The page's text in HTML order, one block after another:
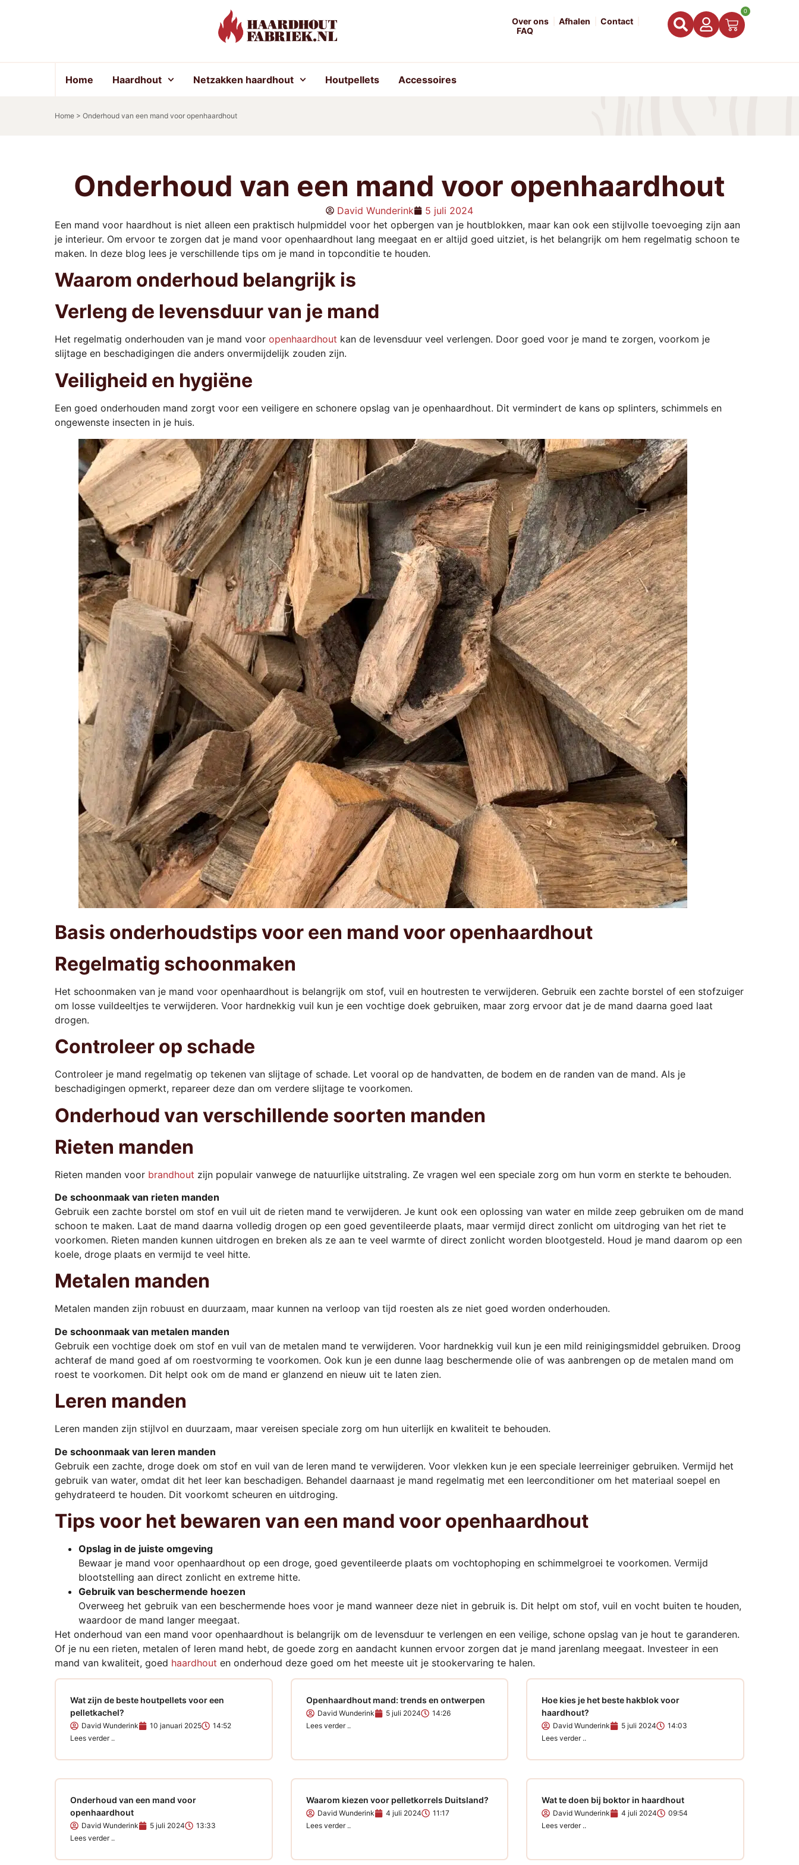
Over ons Afhalen
Contact
FAQ
0
Home Haardhout Netzakken haardhout Houtpellets Accessoires
Home > Onderhoud van een mand voor openhaardhout
Onderhoud van een mand voor openhaardhout
David Wunderink
5 juli 2024
Een mand voor haardhout is niet alleen een praktisch hulpmiddel voor het opbergen van je houtblokken, maar kan ook een stijlvolle toevoeging zijn aan
je interieur. Om ervoor te zorgen dat je mand voor openhaardhout lang meegaat en er altijd goed uitziet, is het belangrijk om hem regelmatig schoon te
maken. In deze blog lees je verschillende tips om je mand in topconditie te houden.
Waarom onderhoud belangrijk is
Verleng de levensduur van je mand
Het regelmatig onderhouden van je mand voor openhaardhout kan de levensduur veel verlengen. Door goed voor je mand te zorgen, voorkom je
slijtage en beschadigingen die anders onvermijdelijk zouden zijn.
Veiligheid en hygiëne
Een goed onderhouden mand zorgt voor een veiligere en schonere opslag van je openhaardhout. Dit vermindert de kans op splinters, schimmels en
ongewenste insecten in je huis.
Basis onderhoudstips voor een mand voor openhaardhout
Regelmatig schoonmaken
Het schoonmaken van je mand voor openhaardhout is belangrijk om stof, vuil en houtresten te verwijderen. Gebruik een zachte borstel of een stofzuiger
om losse vuildeeltjes te verwijderen. Voor hardnekkig vuil kun je een vochtige doek gebruiken, maar zorg ervoor dat je de mand daarna goed laat
drogen.
Controleer op schade
Controleer je mand regelmatig op tekenen van slijtage of schade. Let vooral op de handvatten, de bodem en de randen van de mand. Als je
beschadigingen opmerkt, repareer deze dan om verdere slijtage te voorkomen.
Onderhoud van verschillende soorten manden
Rieten manden
Rieten manden voor brandhout zijn populair vanwege de natuurlijke uitstraling. Ze vragen wel een speciale zorg om hun vorm en sterkte te behouden.
De schoonmaak van rieten manden
Gebruik een zachte borstel om stof en vuil uit de rieten mand te verwijderen. Je kunt ook een oplossing van water en milde zeep gebruiken om de mand
schoon te maken. Laat de mand daarna volledig drogen op een goed geventileerde plaats, maar vermijd direct zonlicht om uitdroging van het riet te
voorkomen. Rieten manden kunnen uitdrogen en breken als ze aan te veel warmte of direct zonlicht worden blootgesteld. Houd je mand daarom op een
koele, droge plaats en vermijd te veel hitte.
Metalen manden
Metalen manden zijn robuust en duurzaam, maar kunnen na verloop van tijd roesten als ze niet goed worden onderhouden.
De schoonmaak van metalen manden
Gebruik een vochtige doek om stof en vuil van de metalen mand te verwijderen. Voor hardnekkig vuil kun je een mild reinigingsmiddel gebruiken. Droog
achteraf de mand goed af om roestvorming te voorkomen. Ook kun je een dunne laag beschermende olie of was aanbrengen op de metalen mand om
roest te voorkomen. Dit helpt ook om de mand er glanzend en nieuw uit te laten zien.
Leren manden
Leren manden zijn stijlvol en duurzaam, maar vereisen speciale zorg om hun uiterlijk en kwaliteit te behouden.
De schoonmaak van leren manden
Gebruik een zachte, droge doek om stof en vuil van de leren mand te verwijderen. Voor vlekken kun je een speciale leerreiniger gebruiken. Vermijd het
gebruik van water, omdat dit het leer kan beschadigen. Behandel daarnaast je mand regelmatig met een leerconditioner om het materiaal soepel en
gehydrateerd te houden. Dit voorkomt scheuren en uitdroging.
Tips voor het bewaren van een mand voor openhaardhout
Opslag in de juiste omgeving
Bewaar je mand voor openhaardhout op een droge, goed geventileerde plaats om vochtophoping en schimmelgroei te voorkomen. Vermijd
blootstelling aan direct zonlicht en extreme hitte.
Gebruik van beschermende hoezen
Overweeg het gebruik van een beschermende hoes voor je mand wanneer deze niet in gebruik is. Dit helpt om stof, vuil en vocht buiten te houden,
waardoor de mand langer meegaat.
Het onderhoud van een mand voor openhaardhout is belangrijk om de levensduur te verlengen en een veilige, schone opslag van je hout te garanderen.
Of je nu een rieten, metalen of leren mand hebt, de goede zorg en aandacht kunnen ervoor zorgen dat je mand jarenlang meegaat. Investeer in een
mand van kwaliteit, goed haardhout en onderhoud deze goed om het meeste uit je stookervaring te halen.
Wat zijn de beste houtpellets voor een
pelletkachel?
David Wunderink 10 januari 2025
14:52
Lees verder ..
Openhaardhout mand: trends en ontwerpen
David Wunderink 5 juli 2024
14:26
Lees verder ..
Hoe kies je het beste hakblok voor
haardhout?
David Wunderink 5 juli 2024
14:03
Lees verder ..
Onderhoud van een mand voor
openhaardhout
David Wunderink 5 juli 2024
13:33
Lees verder ..
Waarom kiezen voor pelletkorrels Duitsland?
David Wunderink 4 juli 2024
11:17
Lees verder ..
Wat te doen bij boktor in haardhout
David Wunderink 4 juli 2024
09:54
Lees verder ..